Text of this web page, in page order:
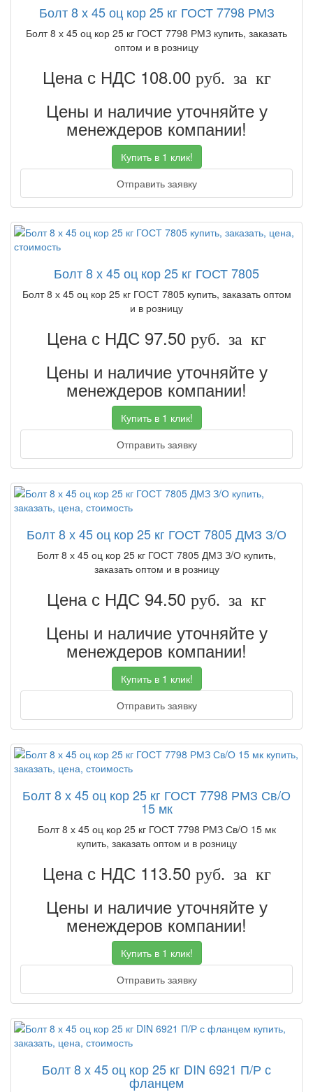
Болт 8 х 45 оц кор 25 кг ГОСТ 7798 РМЗ
Болт 8 х 45 оц кор 25 кг ГОСТ 7798 РМЗ купить, заказать
оптом и в розницу
Цена с НДС 108.00 руб. за кг
Цены и наличие уточняйте у
менеждеров компании!
Купить в 1 клик!
Отправить заявку
Болт 8 х 45 оц кор 25 кг ГОСТ 7805
Болт 8 х 45 оц кор 25 кг ГОСТ 7805 купить, заказать оптом
и в розницу
Цена с НДС 97.50 руб. за кг
Цены и наличие уточняйте у
менеждеров компании!
Купить в 1 клик!
Отправить заявку
Болт 8 х 45 оц кор 25 кг ГОСТ 7805 ДМЗ З/О
Болт 8 х 45 оц кор 25 кг ГОСТ 7805 ДМЗ З/О купить,
заказать оптом и в розницу
Цена с НДС 94.50 руб. за кг
Цены и наличие уточняйте у
менеждеров компании!
Купить в 1 клик!
Отправить заявку
Болт 8 х 45 оц кор 25 кг ГОСТ 7798 РМЗ Св/О
15 мк
Болт 8 х 45 оц кор 25 кг ГОСТ 7798 РМЗ Св/О 15 мк
купить, заказать оптом и в розницу
Цена с НДС 113.50 руб. за кг
Цены и наличие уточняйте у
менеждеров компании!
Купить в 1 клик!
Отправить заявку
Болт 8 х 45 оц кор 25 кг DIN 6921 П/Р с
фланцем